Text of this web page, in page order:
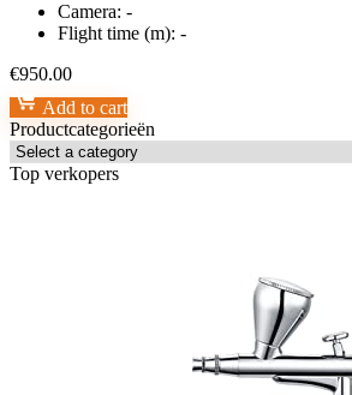
Camera: -
Flight time (m): -
€950.00
Add to cart
Productcategorieën
Top verkopers